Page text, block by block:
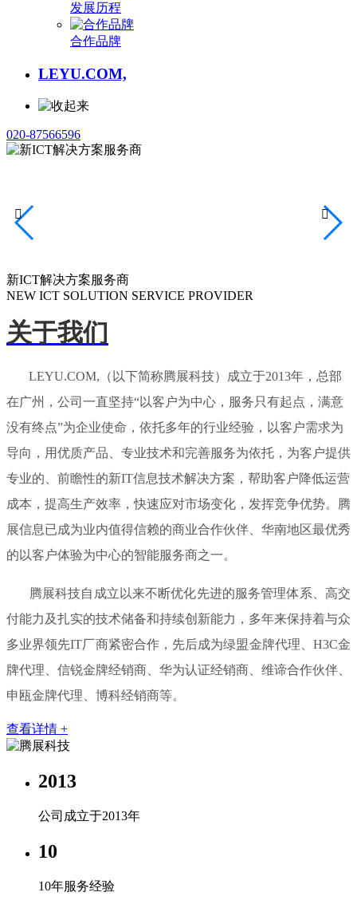
发展历程
合作品牌
LEYU.COM,
020-87566596
新ICT解决方案服务商
NEW ICT SOLUTION SERVICE PROVIDER
 
关于我们
LEYU.COM,（以下简称腾展科技）成立于2013年，总部
在广州，公司一直坚持“以客户为中心，服务只有起点，满意
没有终点”为企业使命，依托多年的行业经验，以客户需求为
导向，用优质产品、专业技术和完善服务为依托，为客户提供
专业的、前瞻性的新IT信息技术解决方案，帮助客户降低运营
成本，提高生产效率，快速应对市场变化，发挥竞争优势。腾
展信息已成为业内值得信赖的商业合作伙伴、华南地区最优秀
的以客户体验为中心的智能服务商之一。
腾展科技自成立以来不断优化先进的服务管理体系、高交
付能力及扎实的技术储备和持续创新能力，多年来保持着与众
多业界领先IT厂商紧密合作，先后成为绿盟金牌代理、H3C金
牌代理、信锐金牌经销商、华为认证经销商、维谛合作伙伴、
申瓯金牌代理、博科经销商等。
查看详情 +
2013
公司成立于2013年
10
10年服务经验